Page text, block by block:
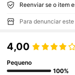
Para denunciar
4,00
Pequeno
100%